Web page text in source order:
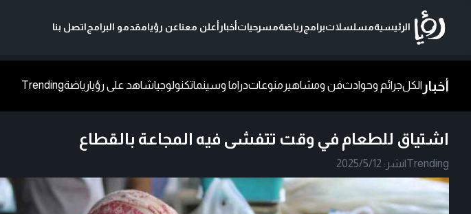
الرئيسيةمسلسلاتبرامجرياضةمسرحياتأخبارأعلن معناعن رؤيامقدمو البرامجاتصل بنا
أخبار الكلجرائم وحوادثفن ومشاهير منوعاتدراما وسينماتكنولوجياشاهد على رؤيارياضةTrending
اشتياق للطعام في وقت تتفشى فيه المجاعة بالقطاع
Trending
|نشر: 2025/5/12